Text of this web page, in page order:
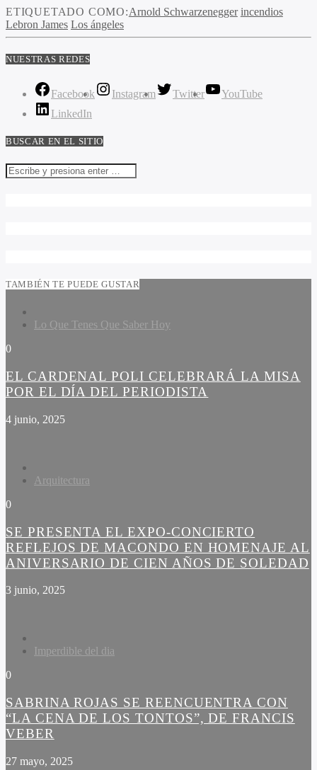
ETIQUETADO COMO:Arnold Schwarzenegger incendios
Lebron James Los ángeles
NUESTRAS REDES
Facebook Instagram Twitter
YouTube
LinkedIn
BUSCAR EN EL SITIO
TAMBIÉN TE PUEDE GUSTAR
Lo Que Tenes Que Saber Hoy
0
EL CARDENAL POLI CELEBRARÁ LA MISA
POR EL DÍA DEL PERIODISTA
4 junio, 2025
Arquitectura
0
SE PRESENTA EL EXPO-CONCIERTO
REFLEJOS DE MACONDO EN HOMENAJE AL
ANIVERSARIO DE CIEN AÑOS DE SOLEDAD
3 junio, 2025
Imperdible del dia
0
SABRINA ROJAS SE REENCUENTRA CON
“LA CENA DE LOS TONTOS”, DE FRANCIS
VEBER
27 mayo, 2025